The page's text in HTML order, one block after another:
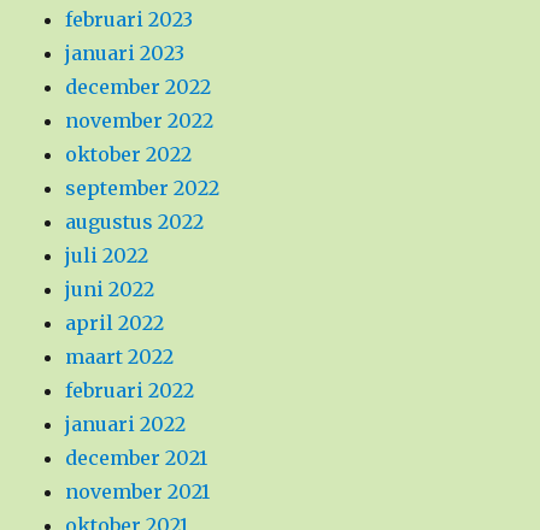
februari 2023
januari 2023
december 2022
november 2022
oktober 2022
september 2022
augustus 2022
juli 2022
juni 2022
april 2022
maart 2022
februari 2022
januari 2022
december 2021
november 2021